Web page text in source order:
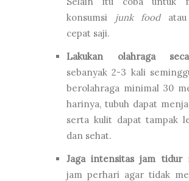
konsumsi junk foodatau
cepat saji.
Lakukan olahraga
sebanyak 2-3 kali
berolahraga minimal 30
harinya, tubuh dapat
serta kulit dapat tampak
dan sehat.
Jaga intensitas jam tidur
jam perhari agar tidak